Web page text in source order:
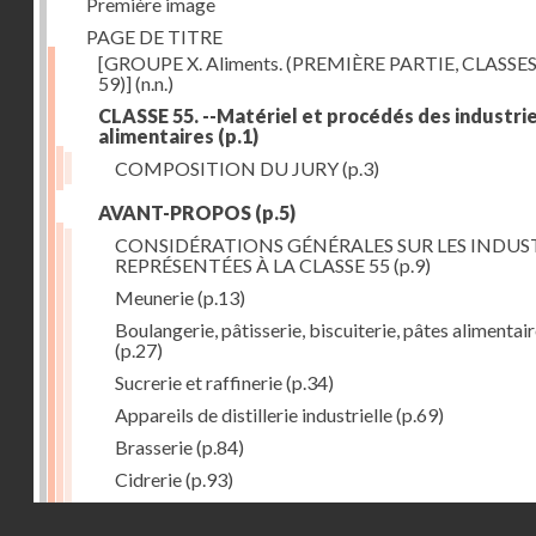
PAGE DE TITRE
[GROUPE X. Aliments. (PREMIÈRE PARTIE,
59)](n.n.)
CLASSE 55. --Matériel et procédés des
alimentaires (p.1)
COMPOSITION DU JURY(p.3)
AVANT-PROPOS (p.5)
CONSIDÉRATIONS GÉNÉRALES SUR LES
REPRÉSENTÉES À LA CLASSE 55 (p.9)
Meunerie(p.13)
Boulangerie, pâtisserie, biscuiterie, pâtes
(p.27)
Sucrerie et raffinerie(p.34)
Appareils de distillerie industrielle(p.69)
Brasserie(p.84)
Cidrerie(p.93)